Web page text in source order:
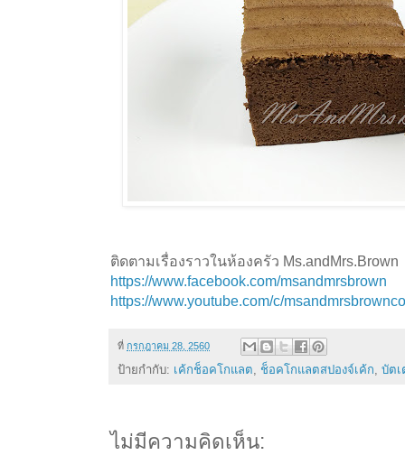
ติดตามเรื่องราวในห้องครัว Ms.andMrs.Brown
https://www.facebook.com/msandmrsbrown
https://www.youtube.com/c/
ที่ กรกฎาคม 28, 2560
ป้ายกำกับ: เค้กช็อคโกแลต, ช็อคโกแลตสปองจ์เค้ก, บัต
ไม่มีความคิดเห็น: